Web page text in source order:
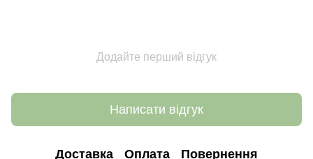
Додайте перший відгук
Написати відгук
Доставка Оплата Повернення